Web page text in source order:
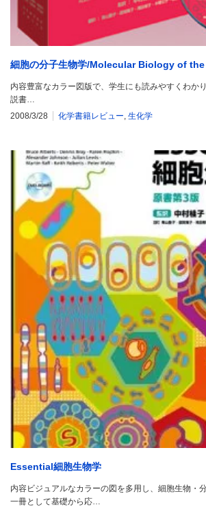
細胞の分子生物学/Molecular Biology of
内容豊富なカラー図版で、学生にも読みやすくわか
説書…
2008/3/28
化学書籍レビュー 生化学
Essential細胞生物学
内容ビジュアルなカラーの図を多用し、細胞生物・
一冊として基礎から応…